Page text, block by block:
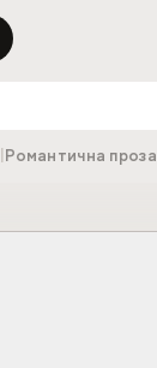
Романтична проза